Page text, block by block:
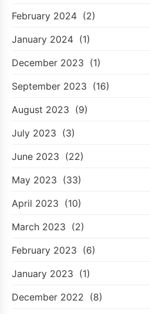
February 2024 (2)
January 2024 (1)
December 2023 (1)
September 2023 (16)
August 2023 (9)
July 2023 (3)
June 2023 (22)
May 2023 (33)
April 2023 (10)
March 2023 (2)
February 2023 (6)
January 2023 (1)
December 2022 (8)